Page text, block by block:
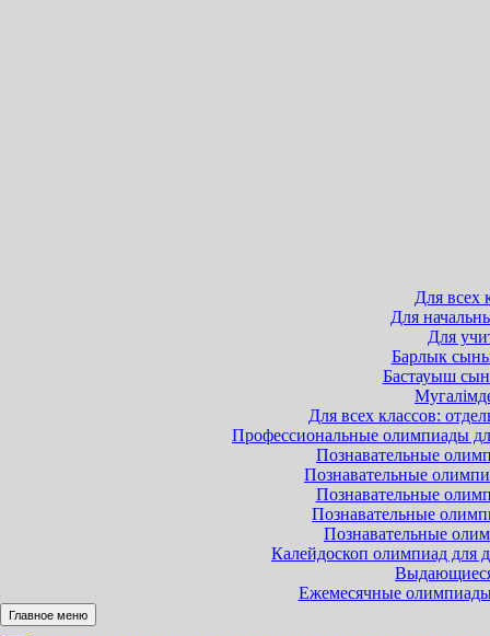
Для всех
Для
Для
Барлык
Бастауыш
Для всех классов:
Профессиональные олимпиады
Познавательные
Познавательные
Познавательные
Познавательные
Познавательные
Калейдоскоп олимпиад для
Ежемесячные
Главное меню